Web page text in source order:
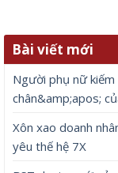
Bài viết mới
Người phụ nữ
chân&amp;apos;
Xôn xao doanh
yêu thế hệ 7X